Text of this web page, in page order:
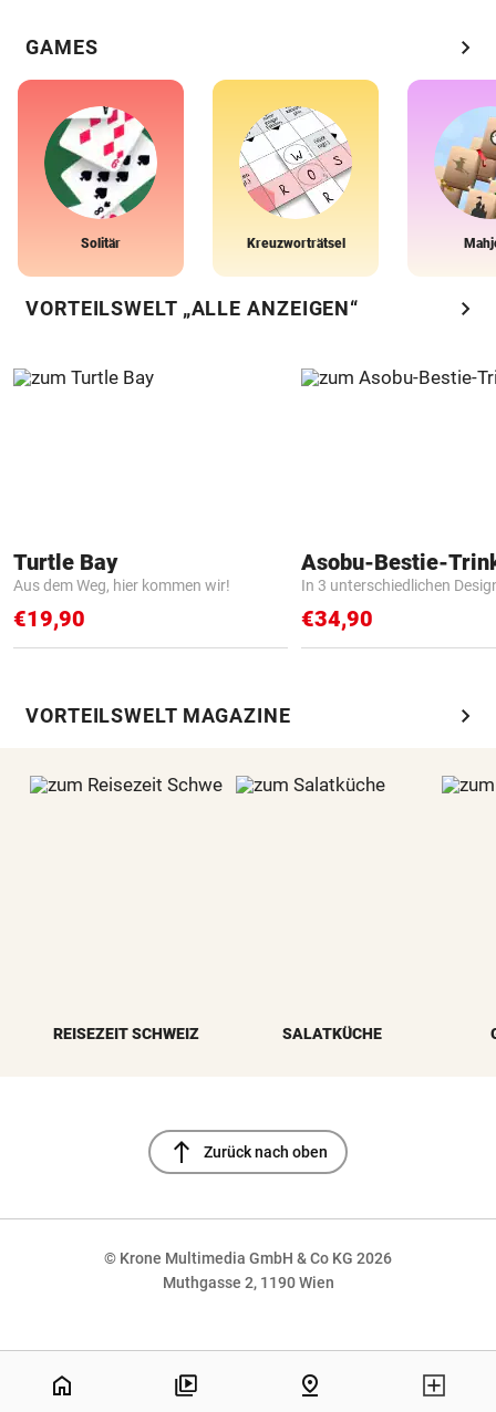
GAMES chevron_right
Solitär Kreuzworträtsel
VORTEILSWELT „ALLE ANZEIGEN“ chevron_right
Turtle Bay
Aus dem Weg, hier kommen wir!
€19,90
Asobu-Bestie-
In 3 unterschiedlichen
€34,90
VORTEILSWELT MAGAZINE chevron_right
REISEZEIT SCHWEIZ SALATKÜCHE
north Zurück nach oben
© Krone Multimedia GmbH & Co KG 2026
Muthgasse 2, 1190 Wien
home pin_drop
NaN%